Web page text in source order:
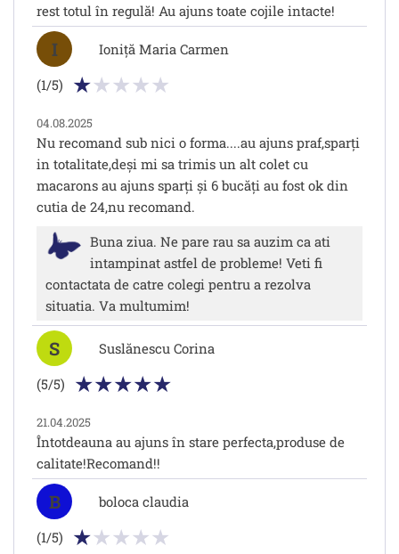
rest totul în regulă! Au ajuns toate cojile intacte!
I
Ioniță Maria Carmen
(1/5)
04.08.2025
Nu recomand sub nici o forma....au ajuns praf,sparți
in totalitate,deși mi sa trimis un alt colet cu
macarons au ajuns sparți și 6 bucăți au fost ok din
cutia de 24,nu recomand.
Buna ziua. Ne pare rau sa auzim ca ati
intampinat astfel de probleme! Veti fi
contactata de catre colegi pentru a rezolva
situatia. Va multumim!
S
Suslănescu Corina
(5/5)
21.04.2025
Întotdeauna au ajuns în stare perfecta,produse de
calitate!Recomand!!
B
boloca claudia
(1/5)